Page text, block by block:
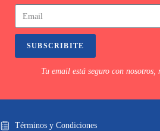
SUBSCRIBITE
Tu email está seguro con nosotros,
Términos y Condiciones